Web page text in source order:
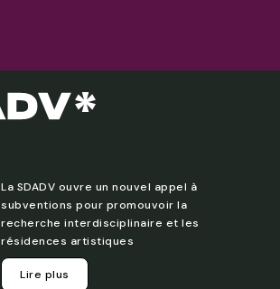
La SDADV ouvre un nouvel appel à
subventions pour promouvoir la
recherche interdisciplinaire et les
résidences artistiques
Lire plus